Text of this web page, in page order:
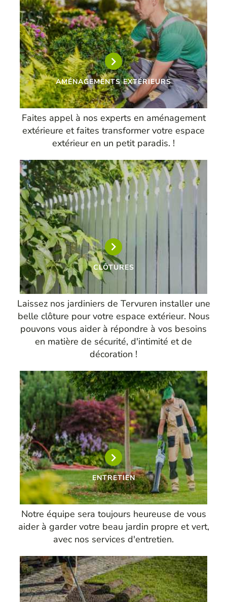
AMÉNAGEMENTS EXTÉRIEURS
Faites appel à nos experts en aménagement
extérieure et faites transformer votre espace
extérieur en un petit paradis. !
CLÔTURES
Laissez nos jardiniers de Tervuren installer une
belle clôture pour votre espace extérieur. Nous
pouvons vous aider à répondre à vos besoins
en matière de sécurité, d'intimité et de
décoration !
ENTRETIEN
Notre équipe sera toujours heureuse de vous
aider à garder votre beau jardin propre et vert,
avec nos services d'entretien.